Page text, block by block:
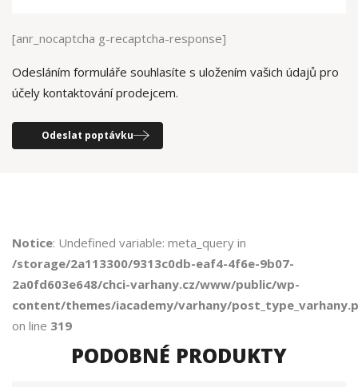
[anr_nocaptcha g-recaptcha-response]
Odesláním formuláře souhlasíte s uložením vašich údajů pro
účely kontaktování prodejcem.
Notice: Undefined variable: meta_query in
/storage/2a113300/9313c0db-eaf4-4f6e-9b07-
2a0fd603e648/chci-varhany.cz/www/public/wp-
content/themes/iacademy/varhany/
on line 319
PODOBNÉ PRODUKTY